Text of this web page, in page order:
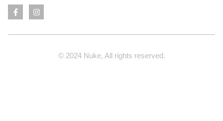
© 2024 Nuke, All rights reserved.